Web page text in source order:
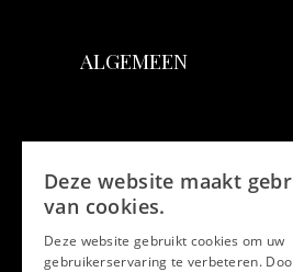
ALGEMEEN
Facebook
Twitter
Deze website maakt
van cookies.
Deze website gebruikt cookies om uw
gebruikerservaring te verbeteren.